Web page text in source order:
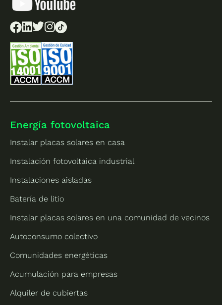
Energía fotovoltaica
Instalar placas solares en casa
Instalación fotovoltaica industrial
Instalaciones aisladas
Batería de litio
Instalar placas solares en una comunidad de vecinos
Autoconsumo colectivo
Comunidades energéticas
Acumulación para empresas
Alquiler de cubiertas